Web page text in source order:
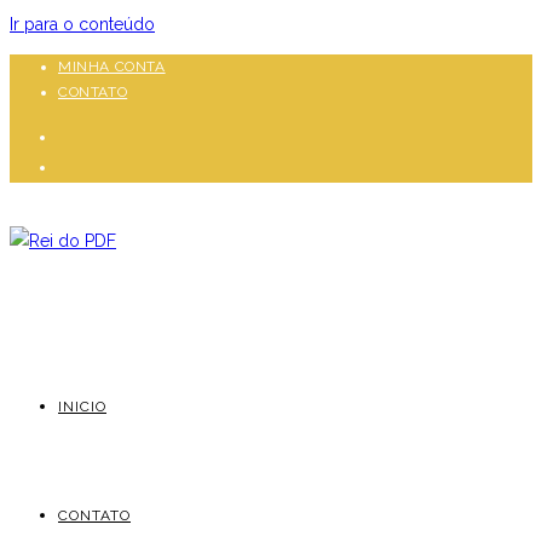
Ir para o conteúdo
MINHA CONTA
CONTATO
INICIO
CONTATO